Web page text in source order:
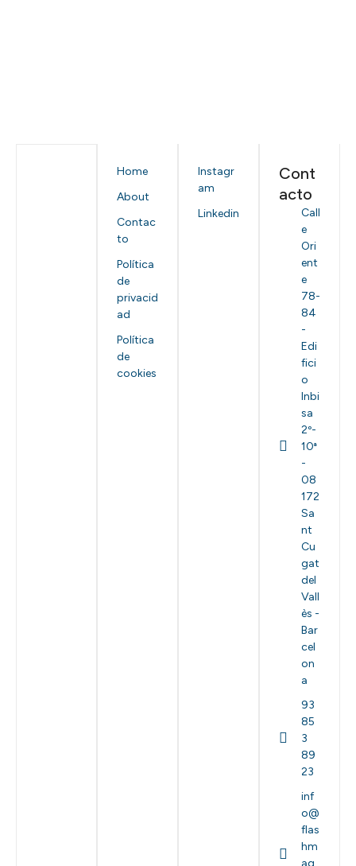
Home
About
Contac
to
Política
de
privacid
ad
Política
de
cookies
Instagr
am
Linkedin
Cont
acto
Call
e
Ori
ent
e
78-
84
-
Edi
fici
o
Inbi
sa
2º-
10ª
-
08
172
Sa
nt
Cu
gat
del
Vall
ès -
Bar
cel
on
a
93
85
3
89
23
inf
o@
flas
hm
ag